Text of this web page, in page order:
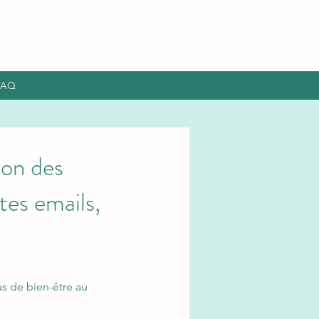
des
emails,
de bien-être au